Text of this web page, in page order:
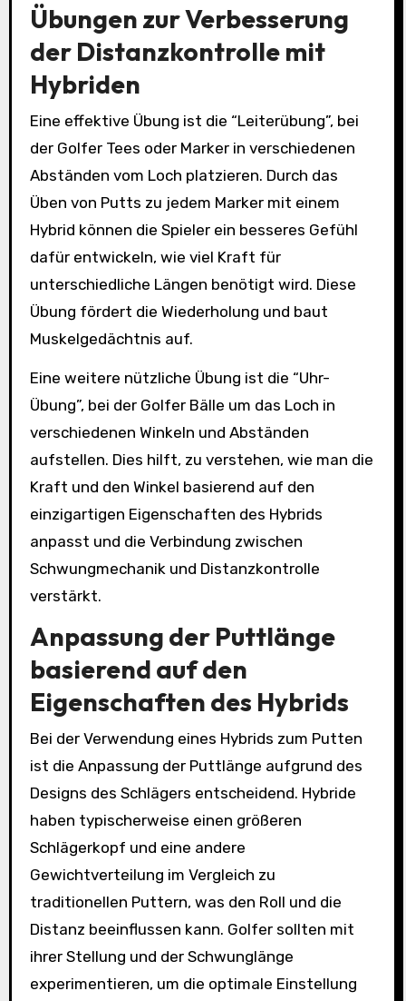
Übungen zur Verbesserung
der Distanzkontrolle mit
Hybriden
Eine effektive Übung ist die “Leiterübung”, bei
der Golfer Tees oder Marker in verschiedenen
Abständen vom Loch platzieren. Durch das
Üben von Putts zu jedem Marker mit einem
Hybrid können die Spieler ein besseres Gefühl
dafür entwickeln, wie viel Kraft für
unterschiedliche Längen benötigt wird. Diese
Übung fördert die Wiederholung und baut
Muskelgedächtnis auf.
Eine weitere nützliche Übung ist die “Uhr-
Übung”, bei der Golfer Bälle um das Loch in
verschiedenen Winkeln und Abständen
aufstellen. Dies hilft, zu verstehen, wie man die
Kraft und den Winkel basierend auf den
einzigartigen Eigenschaften des Hybrids
anpasst und die Verbindung zwischen
Schwungmechanik und Distanzkontrolle
verstärkt.
Anpassung der Puttlänge
basierend auf den
Eigenschaften des Hybrids
Bei der Verwendung eines Hybrids zum Putten
ist die Anpassung der Puttlänge aufgrund des
Designs des Schlägers entscheidend. Hybride
haben typischerweise einen größeren
Schlägerkopf und eine andere
Gewichtverteilung im Vergleich zu
traditionellen Puttern, was den Roll und die
Distanz beeinflussen kann. Golfer sollten mit
ihrer Stellung und der Schwunglänge
experimentieren, um die optimale Einstellung